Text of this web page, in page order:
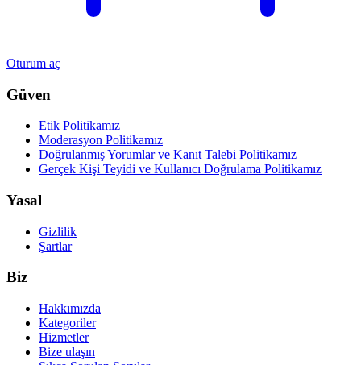
Oturum aç
Güven
Etik Politikamız
Moderasyon Politikamız
Doğrulanmış Yorumlar ve Kanıt Talebi Politikamız
Gerçek Kişi Teyidi ve Kullanıcı Doğrulama Politikamız
Yasal
Gizlilik
Şartlar
Biz
Hakkımızda
Kategoriler
Hizmetler
Bize ulaşın